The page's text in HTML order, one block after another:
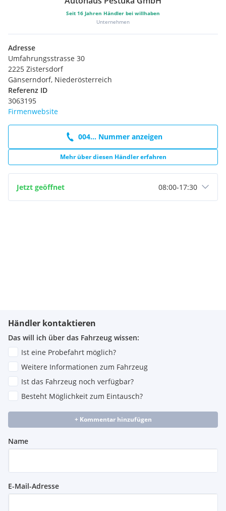
7-Gang Steptronic Getriebe DKG
Multifunktionslenkrad
Handy-Vorbereitung
DAB Tuner
Durchladesystem
Geschwindigkeitsregelung
Park Distance Control (PDC)
Reifendruckanzeige
TeleServices
Sonnenschutzverglasung
Active Guard
Aktiver Fussgängerschutz
Bordcomputer
Interieurdekore dunkelsilber
Kindersitzbefestigung Beifahrersitz
Personal eSIM
Seit 16 Jahren Händler bei willhaben
Unternehmen
Adresse
Umfahrungsstrasse 30
2225 Zistersdorf
Gänserndorf, Niederösterreich
Referenz ID
3063195
Firmenwebsite
004... Nummer anzeigen
Mehr über diesen Händler erfahren
Jetzt geöffnet 08:00-17:30
Händler kontaktieren
Das will ich über das Fahrzeug wissen:
Ist eine Probefahrt möglich?
Weitere Informationen zum Fahrzeug
Ist das Fahrzeug noch verfügbar?
Besteht Möglichkeit zum Eintausch?
+ Kommentar hinzufügen
Name
E-Mail-Adresse